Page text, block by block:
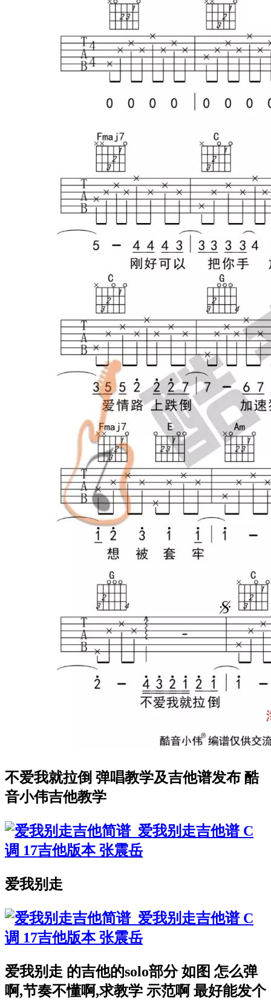
不爱我就拉倒 弹唱教学及吉他谱发布 酷
音小伟吉他教学
爱我别走
爱我别走 的吉他的solo部分 如图 怎么弹
啊,节奏不懂啊,求教学 示范啊 最好能发个